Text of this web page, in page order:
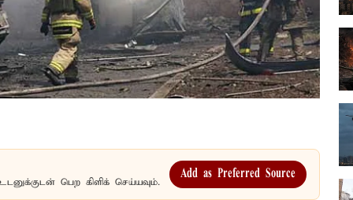
பெற கிளிக் செய்யவும்.
Add as Preferred Source